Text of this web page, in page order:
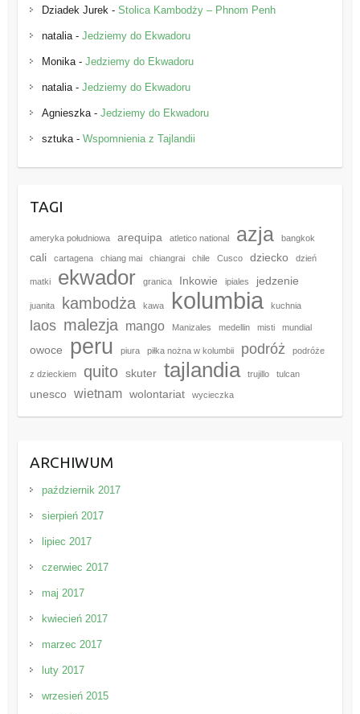
Dziadek Jurek - Stolica Kambodży – Phnom Penh
natalia- Jedziemy do Ekwadoru
Monika- Jedziemy do Ekwadoru
natalia- Jedziemy do Ekwadoru
Agnieszka- Jedziemy do Ekwadoru
sztuka- Wspomnienia z Tajlandii
TAGI
ameryka południowa arequipa atletico national azja bangkok
cali cartagena chiang mai chiangrai chile Cusco dziecko dzień
matki ekwador granica Inkowie ipiales jedzenie
juanita kambodża kawa kolumbia kuchnia
laos malezja mango Manizales medellin misti mundial
owoce peru piura piłka nożna w kolumbii podróż podróże
z dzieckiem quito skuter tajlandia trujillo tulcan
unesco wietnam wolontariat wycieczka
ARCHIWUM
październik 2017
sierpień 2017
lipiec 2017
czerwiec 2017
maj 2017
kwiecień 2017
marzec 2017
luty 2017
wrzesień 2015